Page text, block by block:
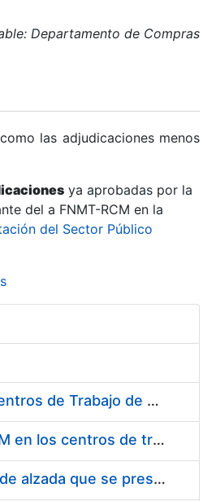
Departamento de Compras
las adjudicaciones menos
ya aprobadas por la
del a FNMT-RCM en la
del Sector Público
Suministro de Protectores Auditivos a medida para las personas trabajadoras de los Centros de Trabajo de Madrid y Burgos
Suministro de gafas graduadas antiproyecciones para los trabajadores de la FNMT-RCM en los centros de trabajo de Madrid y Burgos
Servicios de una empresa externa para el asesoramiento y resolución de los recursos de alzada que se presentan relacionados con procesos de selección para la FNMT-RCM